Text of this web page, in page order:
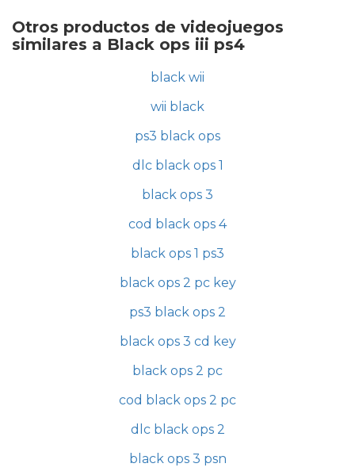
Otros productos de videojuegos
similares a Black ops iii ps4
black wii
wii black
ps3 black ops
dlc black ops 1
black ops 3
cod black ops 4
black ops 1 ps3
black ops 2 pc key
ps3 black ops 2
black ops 3 cd key
black ops 2 pc
cod black ops 2 pc
dlc black ops 2
black ops 3 psn